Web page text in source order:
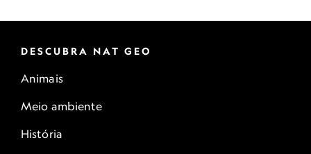
DESCUBRA NAT GEO
Animais
Meio ambiente
História